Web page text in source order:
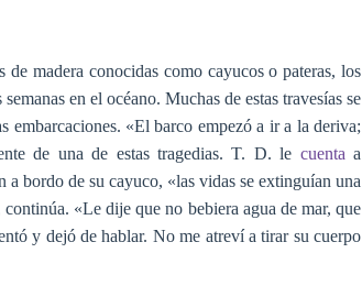
madera conocidas como cayucos o pateras, los
en el océano. Muchas de estas travesías se
embarcaciones. «El barco empezó a ir a la deriva;
de una de estas tragedias. T. D. le cuenta a
a bordo de su cayuco, «las vidas se extinguían una
«Le dije que no bebiera agua de mar, que
y dejó de hablar. No me atreví a tirar su cuerpo